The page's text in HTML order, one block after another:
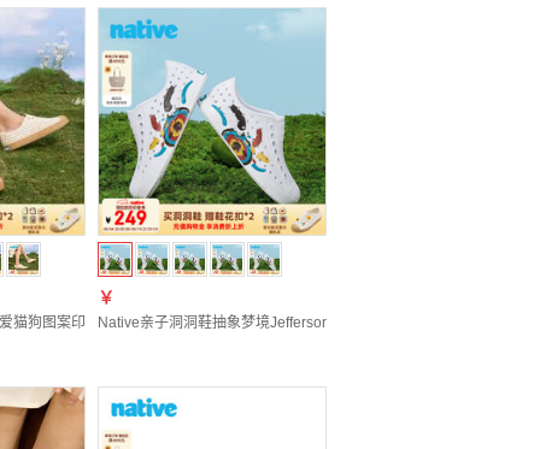
37童溯溪鞋 砂粉色|兔子|深粉色 28 (鞋内长18cm)
猫狗图案印花洞洞鞋亲子户外运动休闲沙滩凉鞋 豆腐白|狗狗沿条|棕色 38
￥
Native亲子洞洞鞋抽象梦境Jefferson儿童男女童沙滩雨鞋情侣凉鞋